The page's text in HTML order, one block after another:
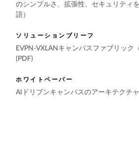
のシンプルさ、拡張性、セキュリティ
語）
ソリューションブリーフ
EVPN-VXLANキャンパスファブリック
(PDF)
ホワイトペーパー
AIドリブンキャンパスのアーキテクチ